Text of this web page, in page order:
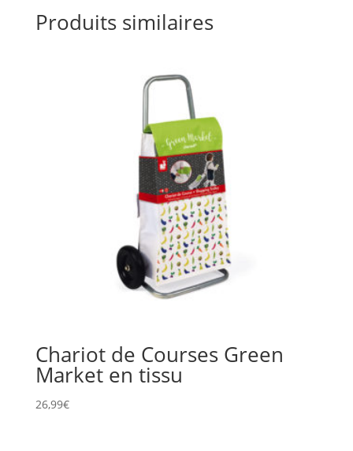
Produits similaires
Chariot de Courses Green
Market en tissu
26,99€